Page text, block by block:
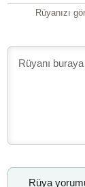
Rüyanızı
Rüya